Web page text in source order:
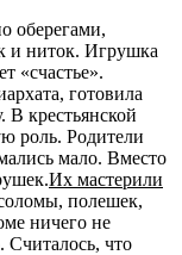
оберегами,
и ниток. Игрушка
«счастье».
готовила
В крестьянской
роль. Родители
мало. Вместо
Их мастерили
полешек,
ничего не
Считалось, что